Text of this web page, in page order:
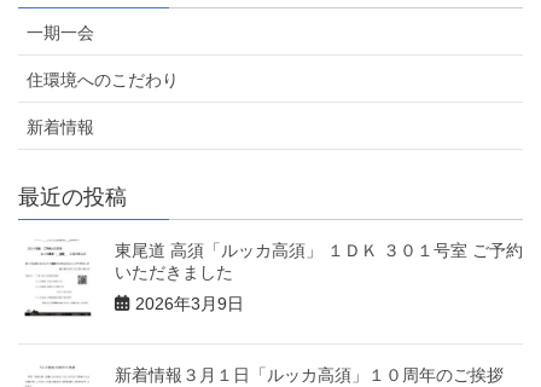
一期一会
住環境へのこだわり
新着情報
最近の投稿
東尾道 高須「ルッカ高須」 １ＤＫ ３０１号室 ご予約
いただきました
2026年3月9日
新着情報３月１日「ルッカ高須」１０周年のご挨拶